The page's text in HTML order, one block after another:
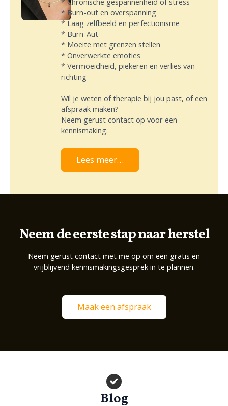
* Burn-out en overspanning
* Laag zelfbeeld en perfectionisme
* Burn-Aut
* Moeite met grenzen stellen
* Onverwerkte emoties
* Vermoeidheid, piekeren en verlies van
richting
Wil je weten of therapie bij jou past, of een
afspraak maken?
Neem gerust contact op voor een
kennismaking.
Lees meer…
Neem de eerste stap naar herstel
Neem gerust contact met me op om een gratis en
vrijblijvend kennismakingsgesprek in te plannen.
Maak een afspraak
Blog